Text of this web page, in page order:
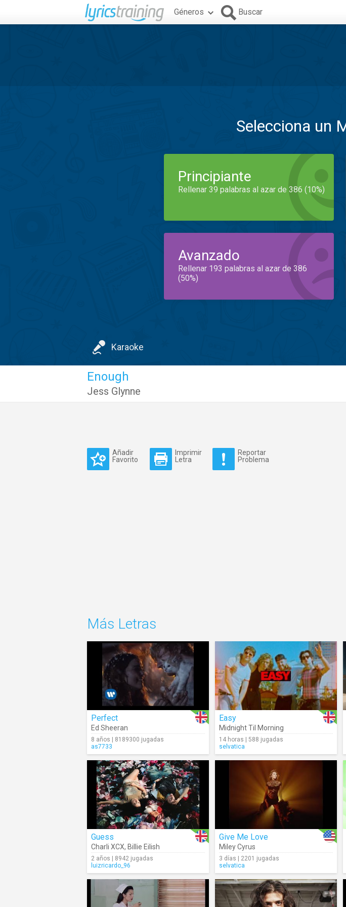
Géneros Buscar
Selecciona un
Principiante
Rellenar 39 palabras al azar de 386 (10%)
Avanzado
Rellenar 193 palabras al azar de 386
(50%)
Karaoke
Enough
Jess Glynne
Añadir
Favorito
Imprimir
Letra
Reportar
Problema
Más Letras
Perfect
Ed Sheeran
8 años | 8189300 jugadas
as7733
Easy
Midnight Til Morning
14 horas | 588 jugadas
selvatica
Guess
Charli XCX, Billie Eilish
2 años | 8942 jugadas
luizricardo_96
Give Me Love
Miley Cyrus
3 días | 2201 jugadas
selvatica